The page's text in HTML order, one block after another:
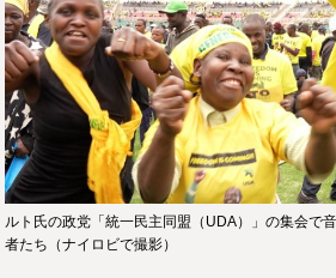
ルト氏の政党「統一民主同盟（UDA）」の集会で
者たち（ナイロビで撮影）